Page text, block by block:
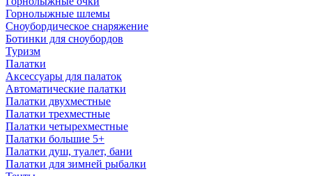
Горнолыжные шлемы
Сноубордическое снаряжение
Ботинки для сноубордов
Туризм
Палатки
Аксессуары для палаток
Автоматические палатки
Палатки двухместные
Палатки трехместные
Палатки четырехместные
Палатки большие 5+
Палатки душ, туалет, бани
Палатки для зимней рыбалки